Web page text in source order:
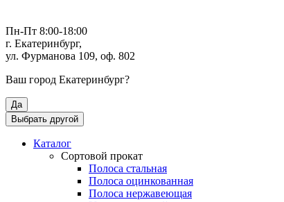
Пн-Пт 8:00-18:00
г. Екатеринбург,
ул. Фурманова 109, оф. 802
Ваш город Екатеринбург?
Да
Выбрать другой
Каталог
Сортовой прокат
Полоса стальная
Полоса оцинкованная
Полоса нержавеющая